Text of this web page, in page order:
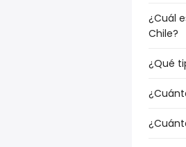
¿Cuál
Chile?
¿Qué